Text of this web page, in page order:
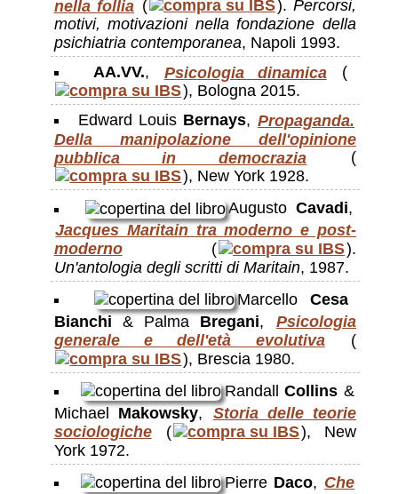
nella follia ( ). Percorsi,
motivi, motivazioni nella fondazione della
psichiatria contemporanea, Napoli 1993.
AA.VV., Psicologia dinamica (
), Bologna 2015.
Edward Louis Bernays, Propaganda.
Della manipolazione dell'opinione
pubblica in democrazia
(
), New York 1928.
Augusto Cavadi,
Jacques Maritain tra moderno e post-
moderno (
).
Un'antologia degli scritti di Maritain, 1987.
Marcello Cesa
Bianchi & Palma Bregani, Psicologia
generale e dell'età evolutiva (
), Brescia 1980.
RandallCollins &
Michael Makowsky,
Storia delle teorie
sociologiche (
), New
York 1972.
Pierre Daco, Che